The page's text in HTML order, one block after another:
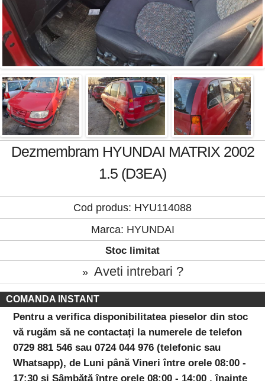
Dezmembram HYUNDAI MATRIX 2002
1.5 (D3EA)
Cod produs: HYU114088
Marca: HYUNDAI
Stoc limitat
» Aveti intrebari ?
COMANDA INSTANT
Pentru a verifica disponibilitatea pieselor din stoc
vă rugăm să ne contactați la numerele de telefon
0729 881 546 sau 0724 044 976 (telefonic sau
Whatsapp), de Luni până Vineri între orele 08:00 -
17:30 și Sâmbătă între orele 08:00 - 14:00 , înainte